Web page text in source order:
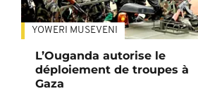
YOWERI MUSEVENI
L’Ouganda autorise le
déploiement de troupes à
Gaza